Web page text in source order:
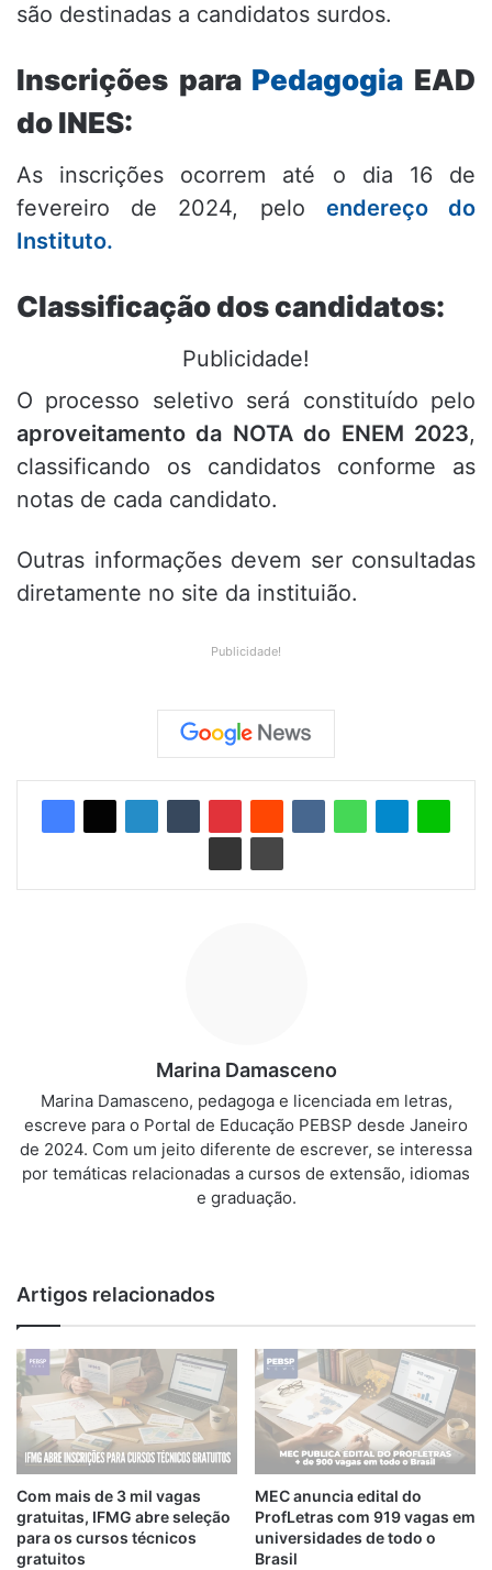
são destinadas a candidatos surdos.
Inscrições para Pedagogia EAD
do INES:
As inscrições ocorrem até o dia 16 de
fevereiro de 2024, pelo endereço do
Instituto.
Classificação dos candidatos:
Publicidade!
O processo seletivo será constituído pelo
aproveitamento da NOTA do ENEM 2023,
classificando os candidatos conforme as
notas de cada candidato.
Outras informações devem ser consultadas
diretamente no site da instituião.
Publicidade!
Marina Damasceno
Marina Damasceno, pedagoga e licenciada em letras,
escreve para o Portal de Educação PEBSP desde Janeiro
de 2024. Com um jeito diferente de escrever, se interessa
por temáticas relacionadas a cursos de extensão, idiomas
e graduação.
Artigos relacionados
Com mais de 3 mil vagas
gratuitas, IFMG abre seleção
para os cursos técnicos
gratuitos
MEC anuncia edital do
ProfLetras com 919 vagas em
universidades de todo o
Brasil